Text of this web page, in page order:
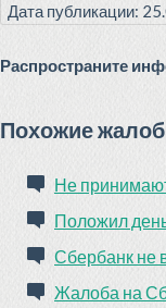
Дата публикации:
Распространите
Похожие
Не
Положил
Сбербанк не
Жалоба на